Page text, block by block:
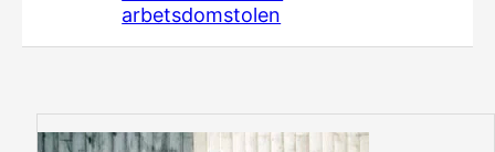
arbetsdomstolen